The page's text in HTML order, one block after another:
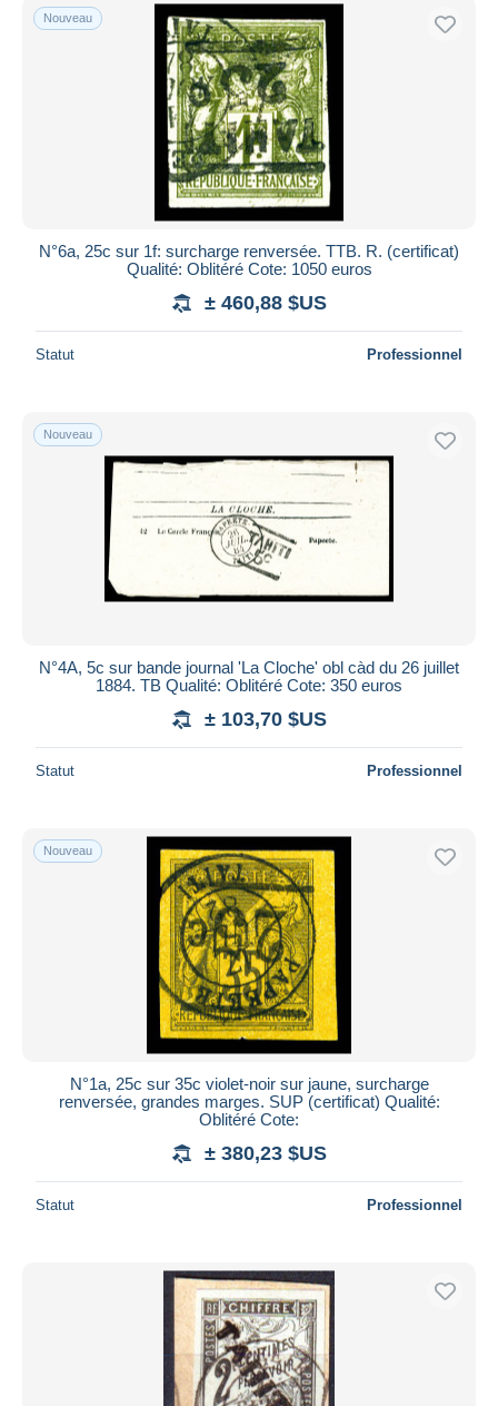
Nouveau
N°6a, 25c sur 1f: surcharge renversée. TTB. R. (certificat)
Qualité: Oblitéré Cote: 1050 euros
± 460,88 $US
Statut Professionnel
Nouveau
N°4A, 5c sur bande journal 'La Cloche' obl càd du 26 juillet
1884. TB Qualité: Oblitéré Cote: 350 euros
± 103,70 $US
Statut Professionnel
Nouveau
N°1a, 25c sur 35c violet-noir sur jaune, surcharge
renversée, grandes marges. SUP (certificat) Qualité:
Oblitéré Cote:
± 380,23 $US
Statut Professionnel